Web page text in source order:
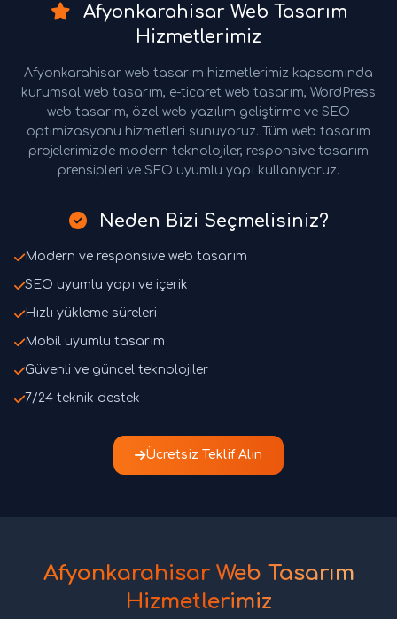
Afyonkarahisar Web Tasarım
Hizmetlerimiz
Afyonkarahisar web tasarım hizmetlerimiz kapsamında
kurumsal web tasarım, e-ticaret web tasarım, WordPress
web tasarım, özel web yazılım geliştirme ve SEO
optimizasyonu hizmetleri sunuyoruz. Tüm web tasarım
projelerimizde modern teknolojiler, responsive tasarım
prensipleri ve SEO uyumlu yapı kullanıyoruz.
Neden Bizi Seçmelisiniz?
Modern ve responsive web tasarım
SEO uyumlu yapı ve içerik
Hızlı yükleme süreleri
Mobil uyumlu tasarım
Güvenli ve güncel teknolojiler
7/24 teknik destek
Ücretsiz Teklif Alın
Afyonkarahisar Web Tasarım
Hizmetlerimiz